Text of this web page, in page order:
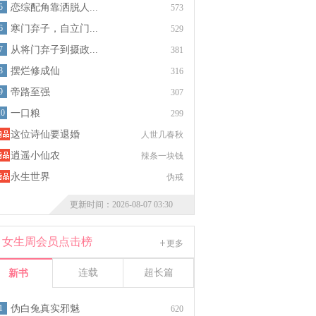
573
恋综配角靠洒脱人...
529
寒门弃子，自立门...
381
从将门弃子到摄政...
316
摆烂修成仙
307
帝路至强
299
一口粮
人世几春秋
这位诗仙要退婚
辣条一块钱
逍遥小仙农
伪戒
永生世界
更新时间：2026-08-07 03:30
更多
女生周会员点击榜
新书 连载 超长篇
620
1 伪白兔真实邪魅